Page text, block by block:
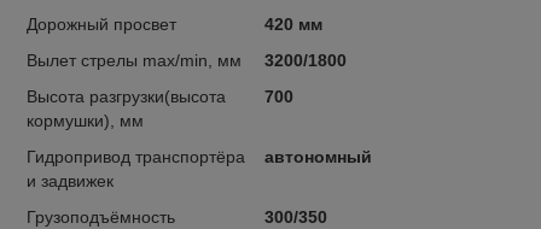
Дорожный просвет
420 мм
Вылет стрелы max/min, мм
3200/1800
Высота разгрузки(высота
кормушки), мм
700
Гидропривод транспортёра
и задвижек
автономный
Грузоподъёмность
300/350